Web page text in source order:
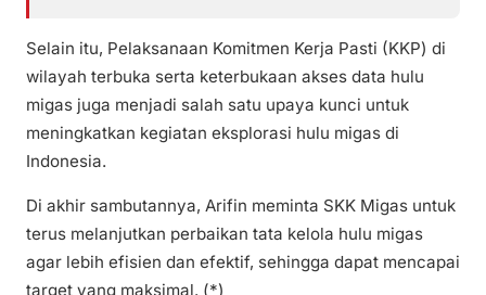
Selain itu, Pelaksanaan Komitmen Kerja Pasti (KKP) di
wilayah terbuka serta keterbukaan akses data hulu
migas juga menjadi salah satu upaya kunci untuk
meningkatkan kegiatan eksplorasi hulu migas di
Indonesia.
Di akhir sambutannya, Arifin meminta SKK Migas untuk
terus melanjutkan perbaikan tata kelola hulu migas
agar lebih efisien dan efektif, sehingga dapat mencapai
target yang maksimal. (*)